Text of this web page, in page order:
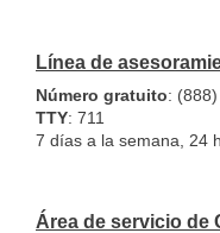
Línea de
Número gratuito:
TTY: 711
7 días a la semana, 24
Área de servicio de